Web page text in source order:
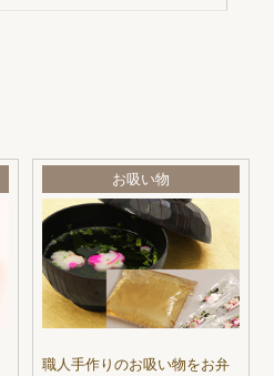
お吸い物
職人手作りのお吸い物をお弁